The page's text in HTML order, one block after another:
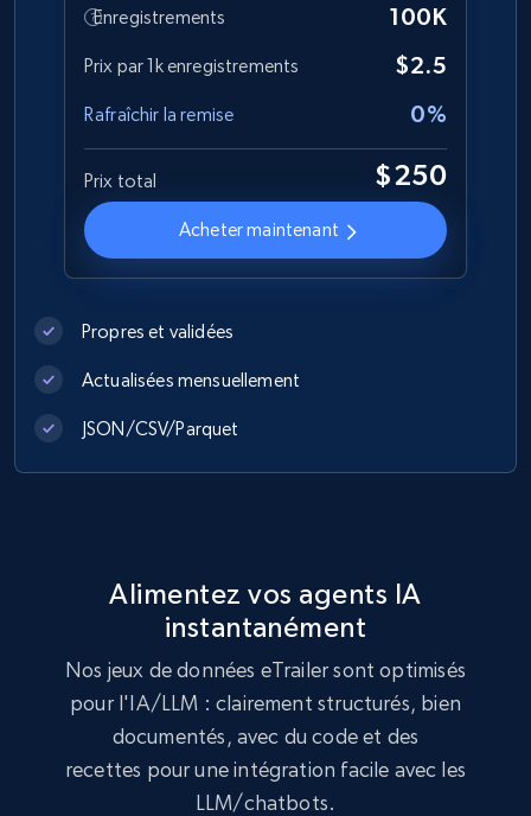
1.1K+ 149+ Buy Now
Lazada - Products
URL, Title, Rating, Reviews, Initial price, Final
price, Currency, Stock, and more.
eCommerce
991+ 162+ Buy Now
Enregistrements 100K
Prix par 1k enregistrements $2.5
Rafraîchir la remise 0%
Prix total $250
Acheter maintenant
Propres et validées
Actualisées mensuellement
JSON/CSV/Parquet
Alimentez vos agents IA
instantanément
Nos jeux de données eTrailer sont optimisés
pour l'IA/LLM : clairement structurés, bien
documentés, avec du code et des
recettes pour une intégration facile avec les
LLM/chatbots.